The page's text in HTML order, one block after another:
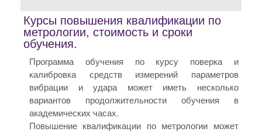
Курсы повышения квалификации по
метрологии, стоимость и сроки
обучения.
Программа обучения по курсу поверка и
калибровка средств измерений параметров
вибрации и удара может иметь несколько
вариантов продолжительности обучения в
академических часах.
Повышение квалификации по метрологии может